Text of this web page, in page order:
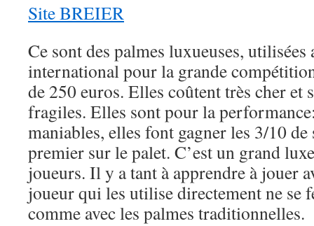
Site BREIER
Ce sont des palmes luxueuses,
international pour la grande
de 250 euros. Elles coûtent très cher et
fragiles. Elles sont pour la
maniables, elles font gagner les 3/10
premier sur le palet. C’est un grand
joueurs. Il y a tant à apprendre à jouer
joueur qui les utilise directement ne se
comme avec les palmes traditionnelles.